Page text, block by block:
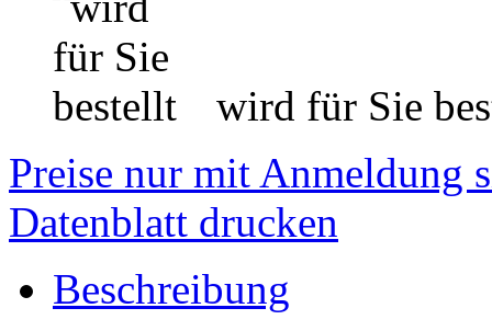
wird für Sie
Preise nur mit Anmeldung
Datenblatt drucken
Beschreibung